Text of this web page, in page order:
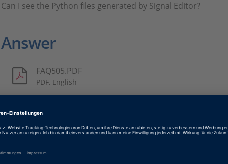
Can I see the Python files generated by Signal Editor?
Answer
FAQ505.PDF
PDF, English
Tags
Date
2024-12-16
Produkt